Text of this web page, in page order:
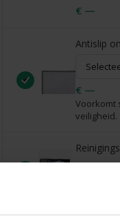
€ —
Antislip
€ —
Voorkomt
veiligheid.
€39,95